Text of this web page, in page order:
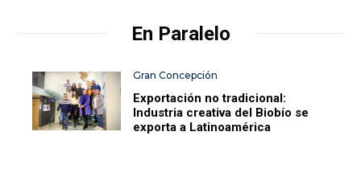
En Paralelo
Gran Concepción
Exportación no tradicional:
Industria creativa del Biobío se
exporta a Latinoamérica